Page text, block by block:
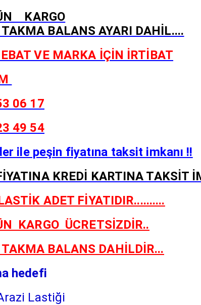
KARGO
BALANS AYARI DAHİL....
VE MARKA İÇİN İRTİBAT
06 17
49 54
ile peşin fiyatına taksit imkanı !!
KREDİ KARTINA TAKSİT
ADET FİYATIDIR..........
KARGO ÜCRETSİZDİR..
BALANS DAHİLDİR...
hedefi
Lastiği